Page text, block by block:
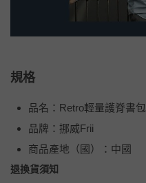
規格
品名：Retro輕量護脊書包
品牌：挪威Frii
商品產地（國）：中國
退換貨須知